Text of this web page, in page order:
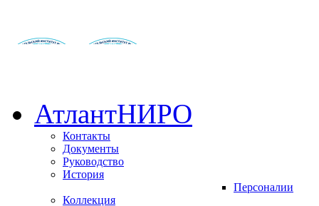
АтлантНИРО
Контакты
Документы
Руководство
История
Персоналии
Коллекция